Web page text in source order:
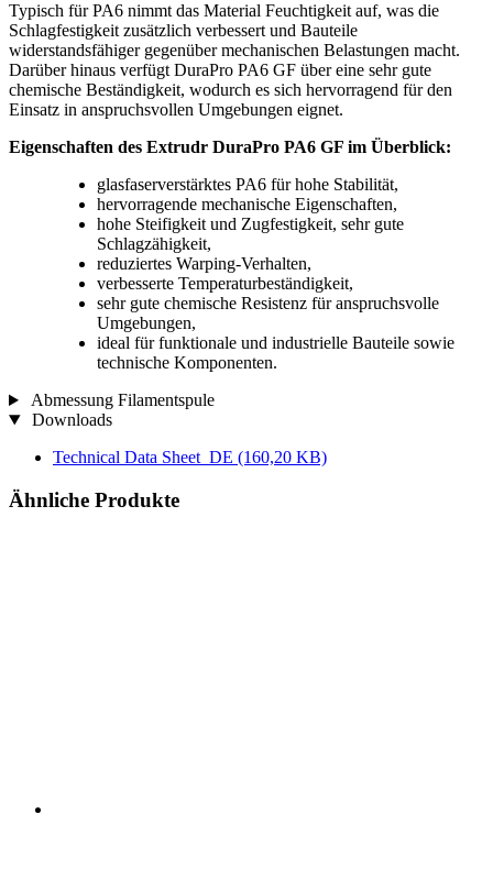
Typisch für PA6 nimmt das Material Feuchtigkeit auf, was die
Schlagfestigkeit zusätzlich verbessert und Bauteile
widerstandsfähiger gegenüber mechanischen Belastungen macht.
Darüber hinaus verfügt DuraPro PA6 GF über eine sehr gute
chemische Beständigkeit, wodurch es sich hervorragend für den
Einsatz in anspruchsvollen Umgebungen eignet.
Eigenschaften des Extrudr DuraPro PA6 GF im Überblick:
glasfaserverstärktes PA6 für hohe Stabilität,
hervorragende mechanische Eigenschaften,
hohe Steifigkeit und Zugfestigkeit, sehr gute
Schlagzähigkeit,
reduziertes Warping-Verhalten,
verbesserte Temperaturbeständigkeit,
sehr gute chemische Resistenz für anspruchsvolle
Umgebungen,
ideal für funktionale und industrielle Bauteile sowie
technische Komponenten.
Abmessung Filamentspule
Downloads
Technical Data Sheet_DE (160,20 KB)
Ähnliche Produkte